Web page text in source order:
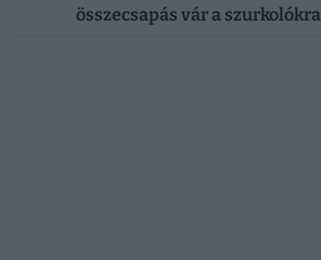
összecsapás vár a szurkolókra